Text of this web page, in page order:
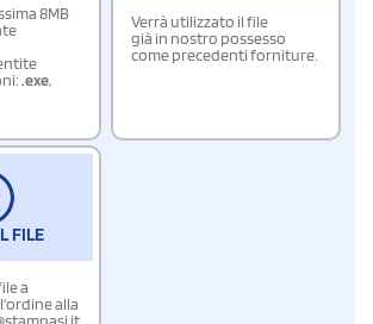
8MB
.exe,
Verrà utilizzato il file
già in nostro possesso
come precedenti forniture.
FILE
a
alla